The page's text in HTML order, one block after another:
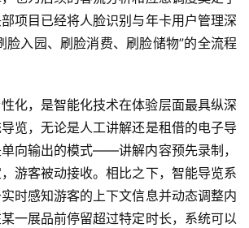
项目已经将人脸识别与年卡用户管理深
脸入园、刷脸消费、刷脸储物”的全流程
化，是智能化技术在体验层面最具纵深
览，无论是人工讲解还是租借的电子导
向输出的模式——讲解内容预先录制，
游客被动接收。相比之下，智能导览系
时感知游客的上下文信息并动态调整内
一展品前停留超过特定时长，系统可以